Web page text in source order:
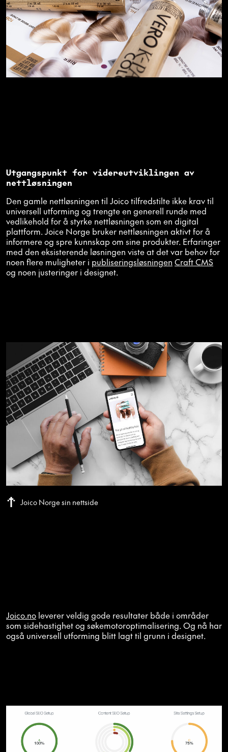
Utgangspunkt for videreutviklingen av
nettløsningen
Den gamle nettløsningen til Joico tilfredstilte ikke krav til
universell utforming og trengte en generell runde med
vedlikehold for å styrke nettløsningen som en digital
plattform. Joice Norge bruker nettløsningen aktivt for å
informere og spre kunnskap om sine produkter. Erfaringer
med den eksisterende løsningen viste at det var behov for
noen flere muligheter i publiseringsløsningen Craft CMS
og noen justeringer i designet.
Joico Norge sin nettside
Joico.no leverer veldig gode resultater både i områder
som sidehastighet og søkemotoroptimalisering. Og nå har
også universell utforming blitt lagt til grunn i designet.